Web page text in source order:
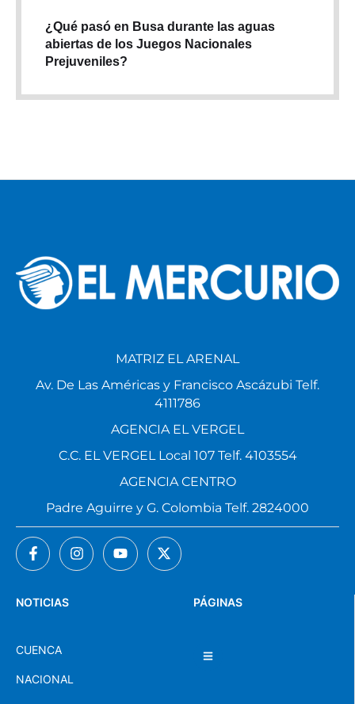
¿Qué pasó en Busa durante las aguas
abiertas de los Juegos Nacionales
Prejuveniles?
PÁGINAS
NOTICIAS
CUENCA
NACIONAL
MATRIZ EL ARENAL
Av. De Las Américas y Francisco Ascázubi Telf.
4111786
AGENCIA EL VERGEL
C.C. EL VERGEL Local 107 Telf. 4103554
AGENCIA CENTRO
Padre Aguirre y G. Colombia Telf. 2824000